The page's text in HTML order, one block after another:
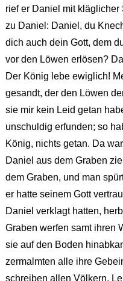
rief er Daniel mit
zu Daniel: Daniel, du
dich auch dein Gott, dem
vor den Löwen erlösen?
Der König lebe ewiglich!
gesandt, der den Löwen
sie mir kein Leid getan
unschuldig erfunden; so
König, nichts getan. Da
Daniel aus dem Graben
dem Graben, und man
er hatte seinem Gott
Daniel verklagt hatten,
Graben werfen samt ihren
sie auf den Boden
zermalmten alle ihre
schreiben allen Völkern,